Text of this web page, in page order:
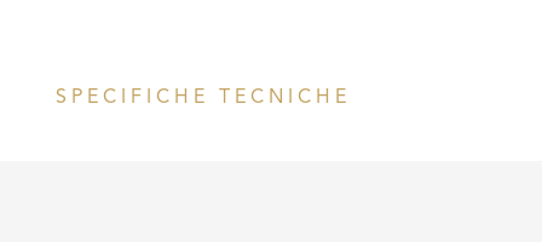
SPECIFICHE TECNICHE